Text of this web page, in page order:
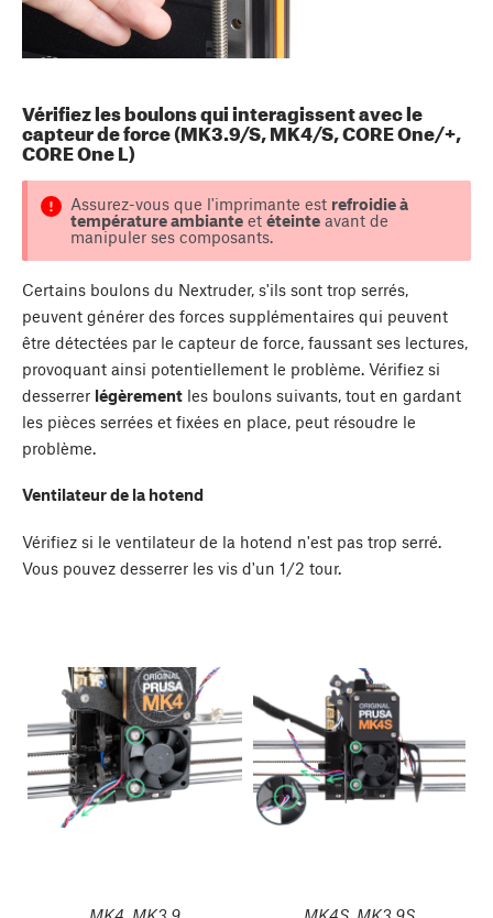
Vérifiez les boulons qui interagissent avec le
capteur de force (MK3.9/S, MK4/S, CORE One/+,
CORE One L)
Assurez-vous que l'imprimante est refroidie à
température ambianteet éteinteavant de
manipuler ses composants.
Certains boulons du Nextruder, s'ils sont trop serrés,
peuvent générer des forces supplémentaires qui peuvent
être détectées par le capteur de force, faussant ses lectures,
provoquant ainsi potentiellement le problème. Vérifiez si
desserrer légèrement les boulons suivants, tout en gardant
les pièces serrées et fixées en place, peut résoudre le
problème.
Ventilateur de la hotend
Vérifiez si le ventilateur de la hotend n'est pas trop serré.
Vous pouvez desserrer les vis d'un 1/2 tour.